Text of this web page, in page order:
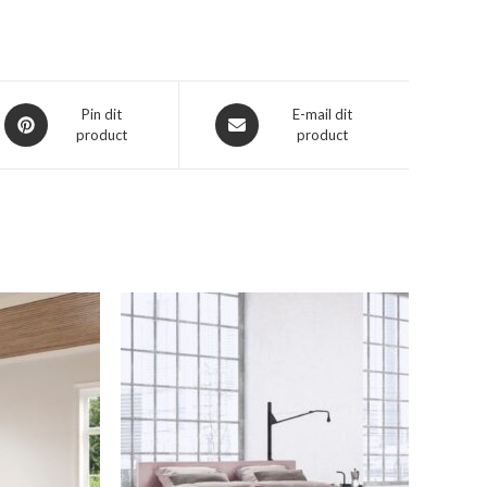
Opent
in
Pin dit
product
Opent
in
E-mail dit
product